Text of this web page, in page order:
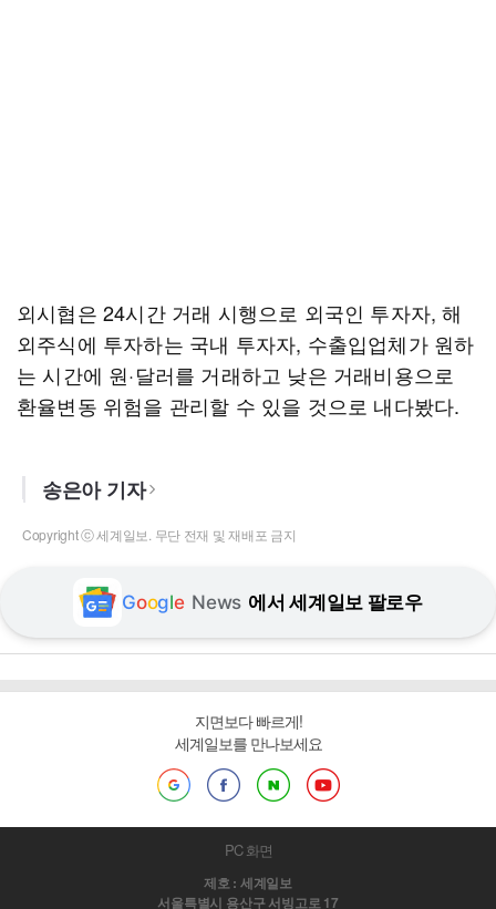
외시협은 24시간 거래 시행으로 외국인 투자자, 해
외주식에 투자하는 국내 투자자, 수출입업체가 원하
는 시간에 원·달러를 거래하고 낮은 거래비용으로
환율변동 위험을 관리할 수 있을 것으로 내다봤다.
송은아 기자
Copyright ⓒ 세계일보. 무단 전재 및 재배포 금지
Google News 에서 세계일보 팔로우
지면보다 빠르게!
세계일보를 만나보세요
PC 화면
제호 : 세계일보
서울특별시 용산구 서빙고로 17